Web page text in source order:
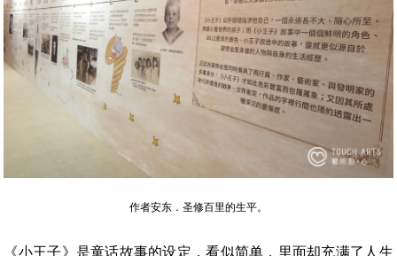
作者安东．圣修百里的生平。
《小王子》是童话故事的设定，看似简单，里面却充满了人生